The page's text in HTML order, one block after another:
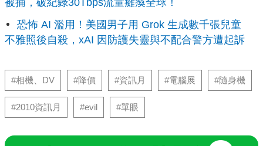
被捕，破紀錄30Tbps流量癱瘓全球！
恐怖 AI 濫用！美國男子用 Grok 生成數千張兒童
不雅照後自殺，xAI 因防護失靈與不配合警方遭起訴
#相機、DV #降價 #資訊月 #電腦展 #隨身機
#2010資訊月 #evil #單眼